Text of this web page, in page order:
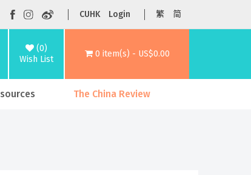
CUHK Login 繁 简
(0)
Wish List
0 item(s) - US$0.00
The China Review